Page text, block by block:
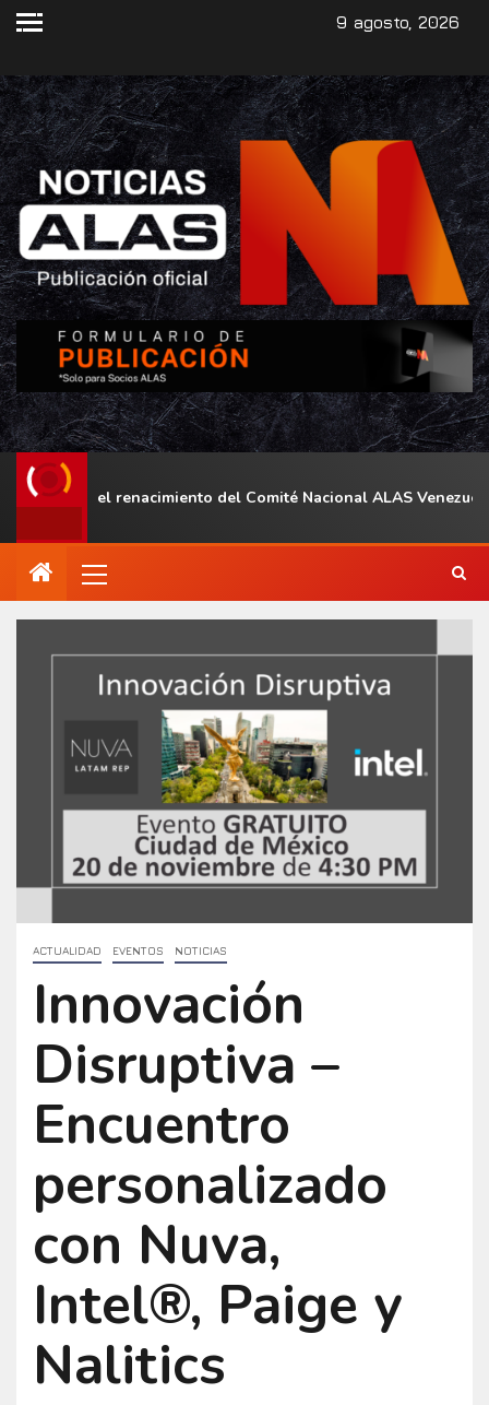
9 agosto, 2026
con el renacimiento del Comité Nacional ALAS Venezuela
ACTUALIDAD EVENTOS NOTICIAS
Innovación
Disruptiva –
Encuentro
personalizado
con Nuva,
Intel®, Paige y
Nalitics